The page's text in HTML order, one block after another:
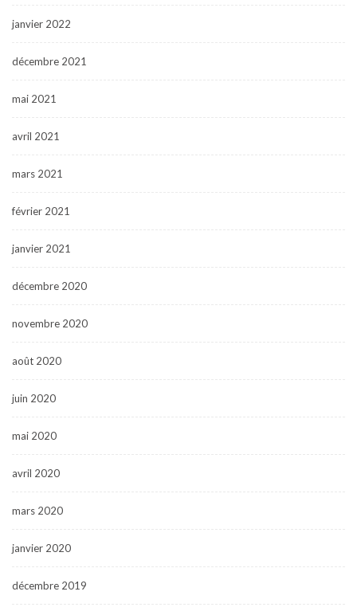
janvier 2022
décembre 2021
mai 2021
avril 2021
mars 2021
février 2021
janvier 2021
décembre 2020
novembre 2020
août 2020
juin 2020
mai 2020
avril 2020
mars 2020
janvier 2020
décembre 2019